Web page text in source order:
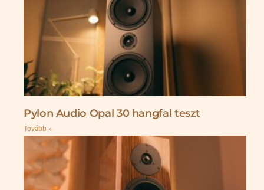
Pylon Audio Opal 30 hangfal teszt
Tovább »